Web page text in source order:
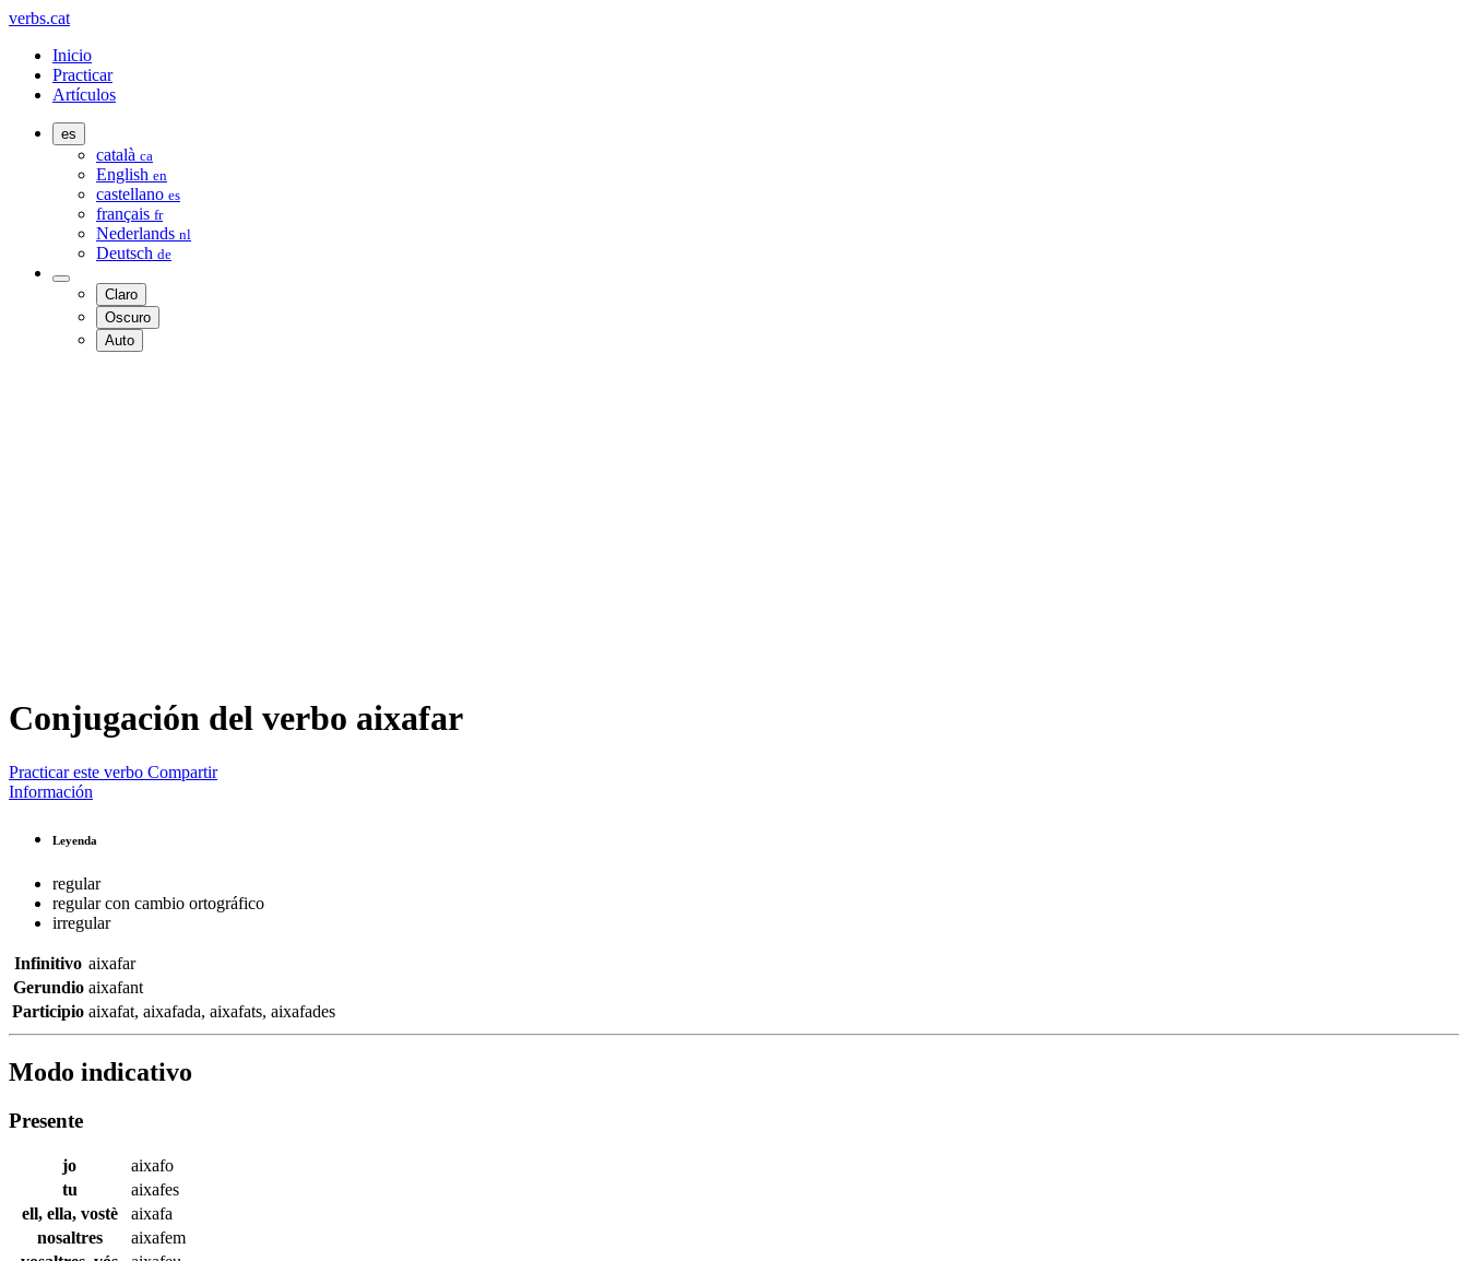
verbs.cat
Inicio
Practicar
Artículos
es
català ca
English en
castellano es
français fr
Nederlands nl
Deutsch de
Claro
Oscuro
Auto
Conjugación del verbo aixafar
Practicar este verbo Compartir
Información
Leyenda
regular
regular con cambio ortográfico
irregular
Infinitivo aixafar
Gerundio aixafant
Participio aixafat, aixafada, aixafats, aixafades
Modo indicativo
Presente
jo
aixafo
tu
aixafes
ell, ella, vostè
aixafa
nosaltres
aixafem